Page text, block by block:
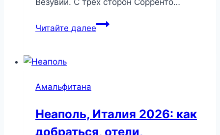
Везувий. С трех сторон Сорренто…
Читайте далееСорренто,
отели
Амальфитана
Неаполь, Италия 2026: как
добраться, отели,